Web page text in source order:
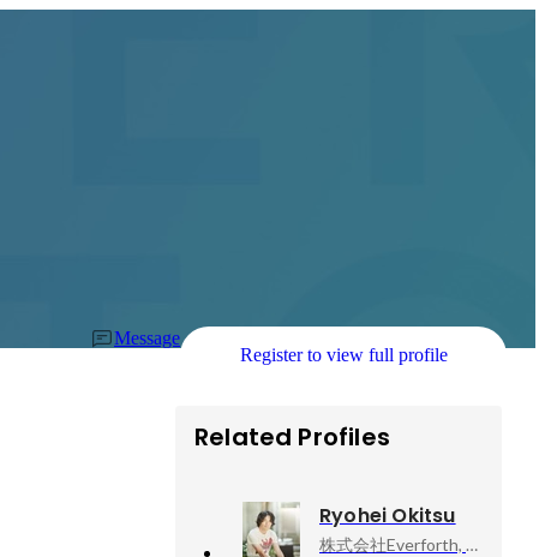
Message
Register to view full profile
Related Profiles
Ryohei Okitsu
株式会社Everforth, CCO